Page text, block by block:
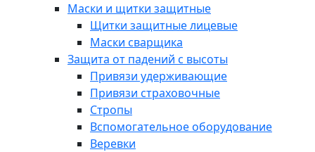
Маски и щитки защитные
Щитки защитные лицевые
Маски сварщика
Защита от падений с высоты
Привязи удерживающие
Привязи страховочные
Стропы
Вспомогательное оборудование
Веревки